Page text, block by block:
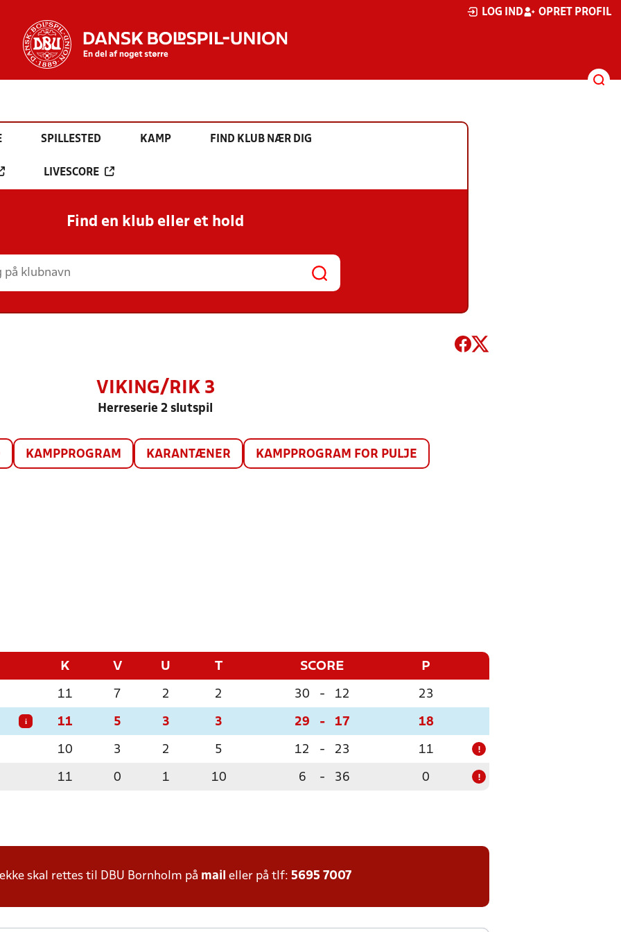
LOG IND OPRET PROFIL
SPILLESTED KAMP FIND KLUB NÆR DIG
LIVESCORE
Find en klub eller et hold
VIKING/RIK 3
Herreserie 2 slutspil
KAMPPROGRAM KARANTÆNER KAMPPROGRAM FOR PULJE
K V U T SCORE P
11 7 2 2 30 - 12 23
i 11 5 3 3 29 - 17 18
10 3 2 5 12 - 23 11 !
11 0 1 10 6 - 36 0 !
skal rettes til DBU Bornholm på mail eller på tlf: 5695 7007